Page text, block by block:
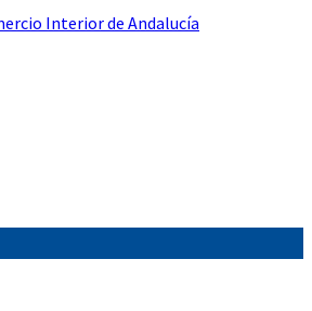
Interior de Andalucía